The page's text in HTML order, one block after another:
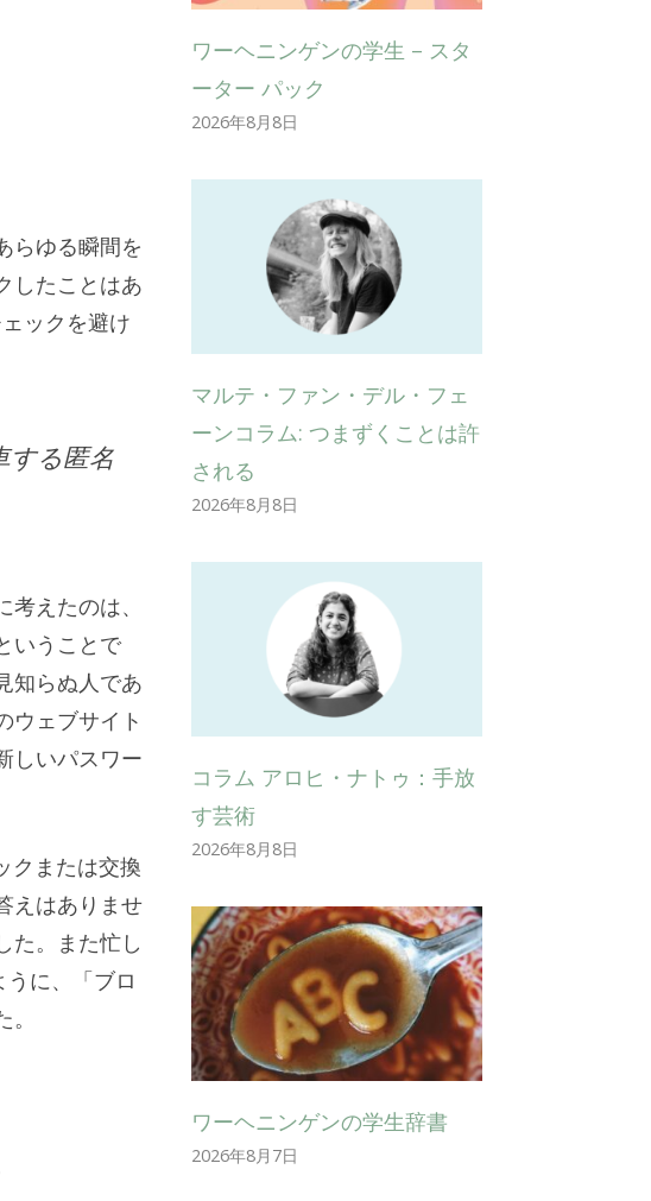
らゆる瞬間を
したことはあ
ックを避け
する匿名
えたのは、
いうことで
知らぬ人であ
ウェブサイト
しいパスワー
クまたは交換
えはありませ
た。また忙し
に、「ブロ
ワーヘニンゲンの学生 – スタ
ーター パック
2026年8月8日
マルテ・ファン・デル・フェ
ーンコラム: つまずくことは許
される
2026年8月8日
コラム アロヒ・ナトゥ：手放
す芸術
2026年8月8日
ワーヘニンゲンの学生辞書
2026年8月7日